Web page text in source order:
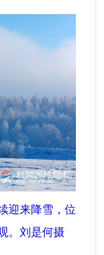
迎来降雪，位
。刘是何摄